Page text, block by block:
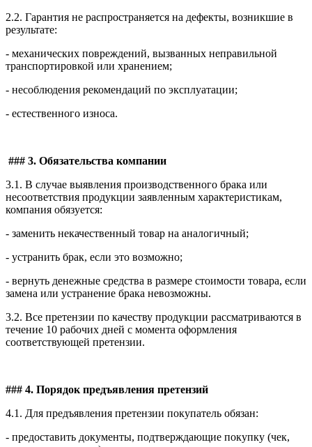
2.2. Гарантия не распространяется на дефекты, возникшие в
результате:
- механических повреждений, вызванных неправильной
транспортировкой или хранением;
- несоблюдения рекомендаций по эксплуатации;
- естественного износа.
### 3. Обязательства компании
3.1. В случае выявления производственного брака или
несоответствия продукции заявленным характеристикам,
компания обязуется:
- заменить некачественный товар на аналогичный;
- устранить брак, если это возможно;
- вернуть денежные средства в размере стоимости товара, если
замена или устранение брака невозможны.
3.2. Все претензии по качеству продукции рассматриваются в
течение 10 рабочих дней с момента оформления
соответствующей претензии.
### 4. Порядок предъявления претензий
4.1. Для предъявления претензии покупатель обязан:
- предоставить документы, подтверждающие покупку (чек,